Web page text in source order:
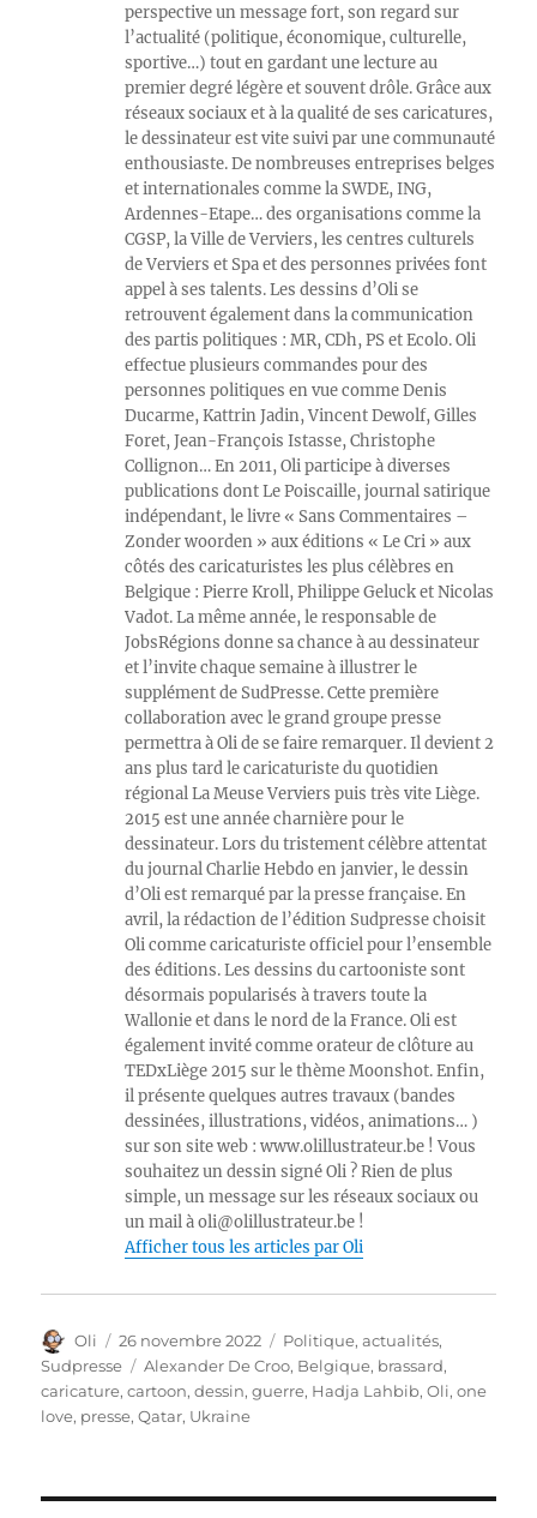
perspective un message fort, son regard sur
l’actualité (politique, économique, culturelle,
sportive…) tout en gardant une lecture au
premier degré légère et souvent drôle. Grâce aux
réseaux sociaux et à la qualité de ses caricatures,
le dessinateur est vite suivi par une communauté
enthousiaste. De nombreuses entreprises belges
et internationales comme la SWDE, ING,
Ardennes-Etape… des organisations comme la
CGSP, la Ville de Verviers, les centres culturels
de Verviers et Spa et des personnes privées font
appel à ses talents. Les dessins d’Oli se
retrouvent également dans la communication
des partis politiques : MR, CDh, PS et Ecolo. Oli
effectue plusieurs commandes pour des
personnes politiques en vue comme Denis
Ducarme, Kattrin Jadin, Vincent Dewolf, Gilles
Foret, Jean-François Istasse, Christophe
Collignon… En 2011, Oli participe à diverses
publications dont Le Poiscaille, journal satirique
indépendant, le livre « Sans Commentaires –
Zonder woorden » aux éditions « Le Cri » aux
côtés des caricaturistes les plus célèbres en
Belgique : Pierre Kroll, Philippe Geluck et Nicolas
Vadot. La même année, le responsable de
JobsRégions donne sa chance à au dessinateur
et l’invite chaque semaine à illustrer le
supplément de SudPresse. Cette première
collaboration avec le grand groupe presse
permettra à Oli de se faire remarquer. Il devient 2
ans plus tard le caricaturiste du quotidien
régional La Meuse Verviers puis très vite Liège.
2015 est une année charnière pour le
dessinateur. Lors du tristement célèbre attentat
du journal Charlie Hebdo en janvier, le dessin
d’Oli est remarqué par la presse française. En
avril, la rédaction de l’édition Sudpresse choisit
Oli comme caricaturiste officiel pour l’ensemble
des éditions. Les dessins du cartooniste sont
désormais popularisés à travers toute la
Wallonie et dans le nord de la France. Oli est
également invité comme orateur de clôture au
TEDxLiège 2015 sur le thème Moonshot. Enfin,
il présente quelques autres travaux (bandes
dessinées, illustrations, vidéos, animations… )
sur son site web : www.olillustrateur.be ! Vous
souhaitez un dessin signé Oli ? Rien de plus
simple, un message sur les réseaux sociaux ou
un mail à oli@olillustrateur.be !
Afficher tous les articles par Oli
Auteur
Oli
Publié
le
26 novembre 2022 Catégories
Politique, actualités,
Sudpresse
Étiquettes
Alexander De Croo, Belgique, brassard,
caricature,cartoon,dessin,guerre, Hadja Lahbib,Oli,one
love, presse,Qatar, Ukraine